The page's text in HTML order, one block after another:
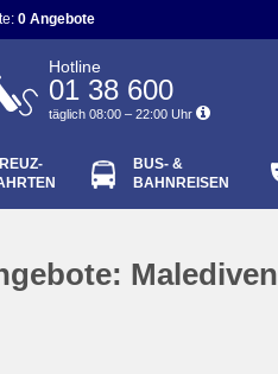
0 Angebote
Hotline
01 38 600
täglich 08:00 – 22:00 Uhr
BUS- &
BAHNREISEN
Malediven